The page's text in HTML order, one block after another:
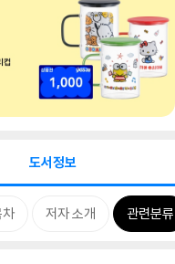
도서정보
저자 소개 관련분류